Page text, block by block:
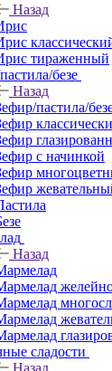
Назад
тираженный
безе
Назад
пастила/
с начинкой
Назад
сладости
Назад